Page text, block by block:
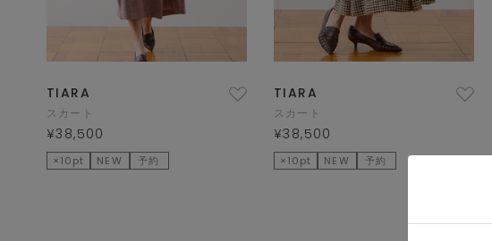
TIARA
スカート
¥38,500
×10pt NEW 予約
TIARA
スカート
¥38,500
×10pt NEW 予約